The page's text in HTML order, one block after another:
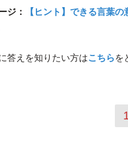
ジ：
【ヒント】できる言葉
答えを知りたい方はこちらを